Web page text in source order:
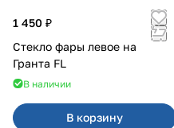
1 450 ₽
Стекло фары левое на
Гранта FL
В наличии
В корзину